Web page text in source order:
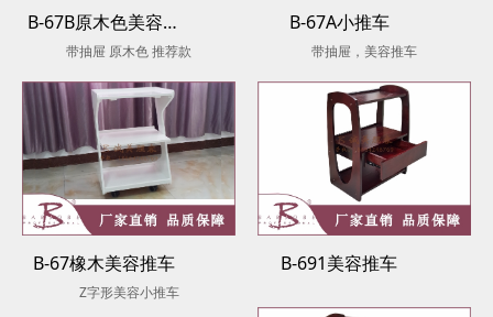
B-67B原木色美容推车
带抽屉 原木色 推荐款
B-67A小推车
带抽屉，美容推车
B-67橡木美容推车
Z字形美容小推车
B-691美容推车